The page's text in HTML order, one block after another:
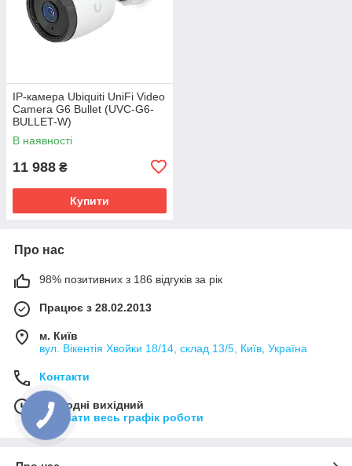
IP-камера Ubiquiti UniFi Video
Camera G6 Bullet (UVC-G6-
BULLET-W)
В наявності
11 988 ₴
Купити
Про нас
98% позитивних з 186 відгуків за рік
Працює з 28.02.2013
м. Київ
вул. Вікентія Хвойки 18/14, склад 13/5, Київ, Україна
Контакти
Сьогодні вихідний
Показати весь графік роботи